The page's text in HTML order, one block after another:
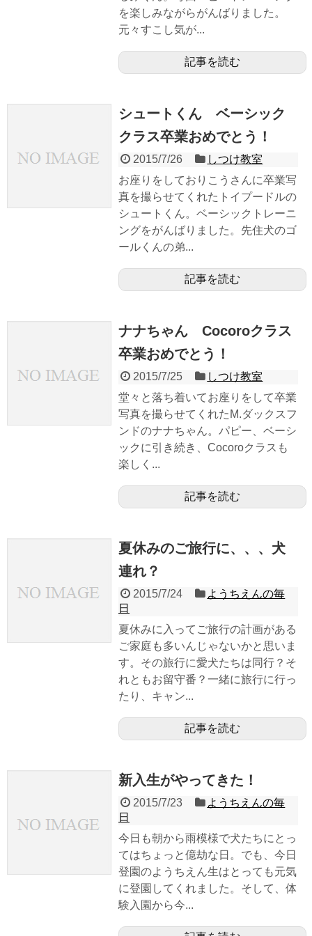
を楽しみながらがんばりました。
元々すこし気が...
記事を読む
シュートくん ベーシック
クラス卒業おめでとう！
2015/7/26
しつけ教室
お座りをしておりこうさんに卒業写
真を撮らせてくれたトイプードルの
シュートくん。ベーシックトレーニ
ングをがんばりました。先住犬のゴ
ールくんの弟...
記事を読む
ナナちゃん Cocoroクラス
卒業おめでとう！
2015/7/25
しつけ教室
堂々と落ち着いてお座りをして卒業
写真を撮らせてくれたM.ダックスフ
ンドのナナちゃん。パピー、ベーシ
ックに引き続き、Cocoroクラスも
楽しく...
記事を読む
夏休みのご旅行に、、、犬
連れ？
2015/7/24
ようちえんの毎
日
夏休みに入ってご旅行の計画がある
ご家庭も多いんじゃないかと思いま
す。その旅行に愛犬たちは同行？そ
れともお留守番？一緒に旅行に行っ
たり、キャン...
記事を読む
新入生がやってきた！
2015/7/23
ようちえんの毎
日
今日も朝から雨模様で犬たちにとっ
てはちょっと億劫な日。でも、今日
登園のようちえん生はとっても元気
に登園してくれました。そして、体
験入園から今...